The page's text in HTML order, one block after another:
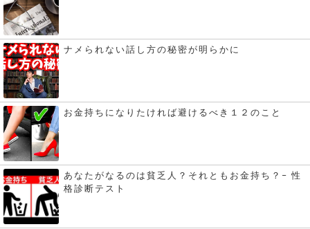
ナメられない話し方の秘密が明らかに
お金持ちになりたければ避けるべき１２のこと
あなたがなるのは貧乏人？それともお金持ち？– 性
格診断テスト